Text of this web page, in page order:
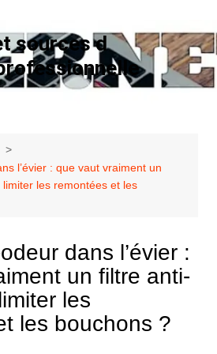
sources d
l’évier : que vaut vraiment un
les remontées et les
dans l’évier :
un filtre anti-
les
les bouchons ?